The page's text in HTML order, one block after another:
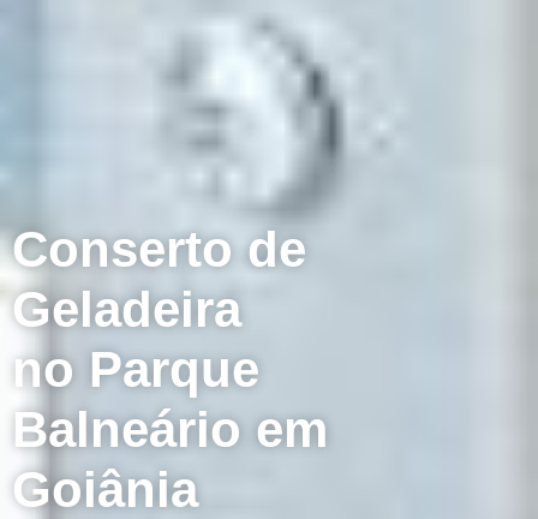
Conserto de
Geladeira
no Parque
Balneário em
Goiânia